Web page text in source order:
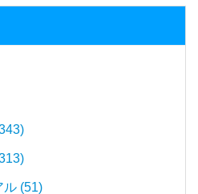
ル (51)